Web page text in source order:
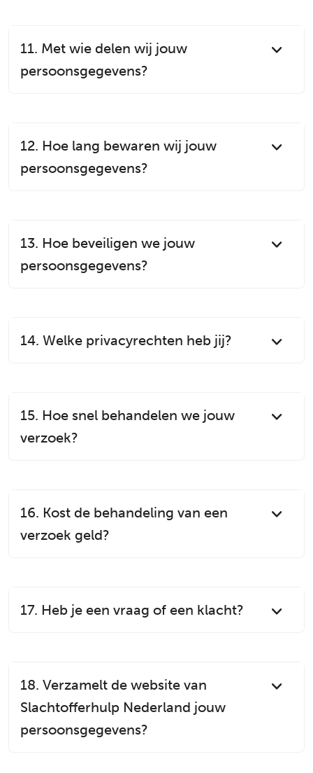
11. Met wie delen wij jouw
persoonsgegevens?
12. Hoe lang bewaren wij jouw
persoonsgegevens?
13. Hoe beveiligen we jouw
persoonsgegevens?
14. Welke privacyrechten heb jij?
15. Hoe snel behandelen we jouw
verzoek?
16. Kost de behandeling van een
verzoek geld?
17. Heb je een vraag of een klacht?
18. Verzamelt de website van
Slachtofferhulp Nederland jouw
persoonsgegevens?